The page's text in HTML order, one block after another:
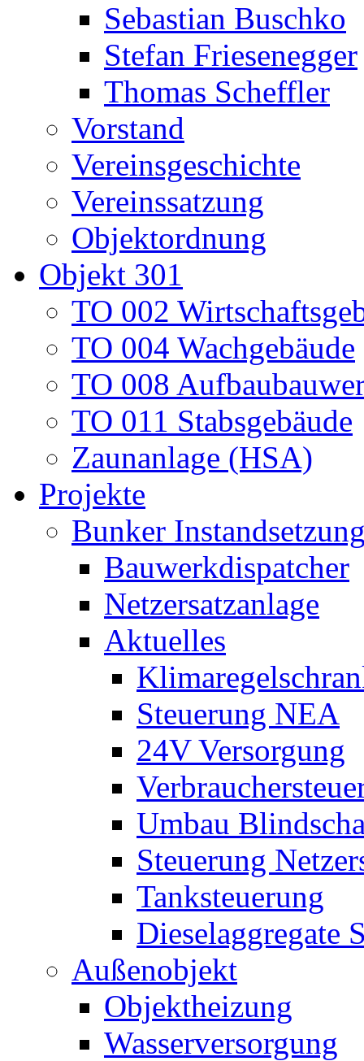
Sebastian Buschko
Stefan Friesenegger
Thomas Scheffler
Vorstand
Vereinsgeschichte
Vereinssatzung
Objektordnung
Objekt 301
TO 002
TO 004 Wachgebäude
TO 008
TO 011 Stabsgebäude
Zaunanlage (HSA)
Projekte
Bunker
Bauwerkdispatcher
Netzersatzanlage
Aktuelles
Steuerung NEA
24V Versorgung
Umbau
Steuerung
Tanksteuerung
Dieselaggregate
Außenobjekt
Objektheizung
Wasserversorgung